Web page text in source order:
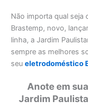
Não importa qual seja
Brastemp, novo,
linha, a Jardim
sempre as melhores
seueletrodoméstico
Anote em
Jardim